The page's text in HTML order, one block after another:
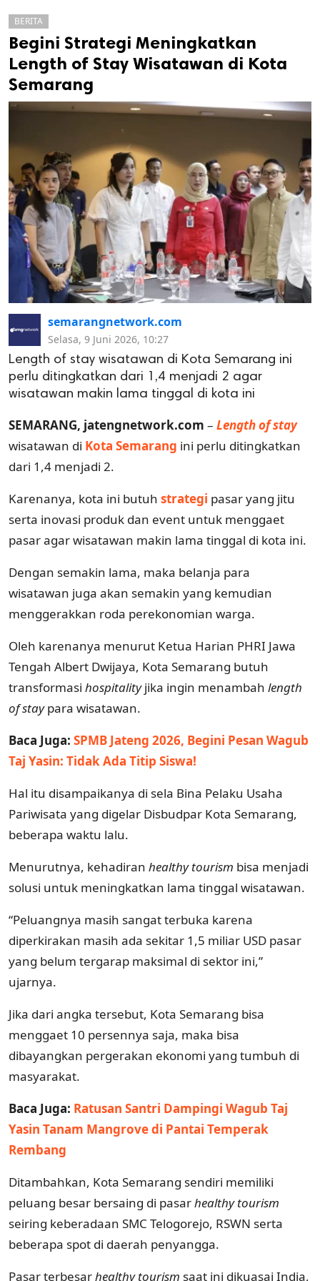
cipta.
BERITA
Begini Strategi Meningkatkan
Length of Stay Wisatawan di Kota
Semarang
semarangnetwork.com
Selasa, 9 Juni 2026, 10:27
Length of stay wisatawan di Kota Semarang ini
perlu ditingkatkan dari 1,4 menjadi 2 agar
wisatawan makin lama tinggal di kota ini
SEMARANG, jatengnetwork.com – Length of stay
wisatawan di Kota Semarang ini perlu ditingkatkan
dari 1,4 menjadi 2.
Karenanya, kota ini butuh strategi pasar yang jitu
serta inovasi produk dan event untuk menggaet
pasar agar wisatawan makin lama tinggal di kota ini.
Dengan semakin lama, maka belanja para
wisatawan juga akan semakin yang kemudian
menggerakkan roda perekonomian warga.
Oleh karenanya menurut Ketua Harian PHRI Jawa
Tengah Albert Dwijaya, Kota Semarang butuh
transformasi hospitalityjika ingin menambah length
of staypara wisatawan.
Baca Juga: SPMB Jateng 2026, Begini Pesan Wagub
Taj Yasin: Tidak Ada Titip Siswa!
Hal itu disampaikanya di sela Bina Pelaku Usaha
Pariwisata yang digelar Disbudpar Kota Semarang,
beberapa waktu lalu.
Menurutnya, kehadiran healthy tourism bisa menjadi
solusi untuk meningkatkan lama tinggal wisatawan.
“Peluangnya masih sangat terbuka karena
diperkirakan masih ada sekitar 1,5 miliar USD pasar
yang belum tergarap maksimal di sektor ini,”
ujarnya.
Jika dari angka tersebut, Kota Semarang bisa
menggaet 10 persennya saja, maka bisa
dibayangkan pergerakan ekonomi yang tumbuh di
masyarakat.
Baca Juga: Ratusan Santri Dampingi Wagub Taj
Yasin Tanam Mangrove di Pantai Temperak
Rembang
Ditambahkan, Kota Semarang sendiri memiliki
peluang besar bersaing di pasarhealthy tourism
seiring keberadaan SMC Telogorejo, RSWN serta
beberapa spot di daerah penyangga.
Pasar terbesarhealthy tourism saat ini dikuasai India,